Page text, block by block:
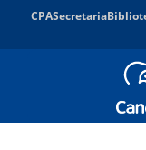
CPASecretaria